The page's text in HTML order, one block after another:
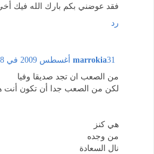
فقد عوضني بكم بارك الله فيك
رد
marrokia31 أغسطس 2009 في 10:18 م
من الصعب ان تجد صديقا وفيا
لكن من الصعب جدا أن تكون أنت
هي كنز
من وجده
نال السعادة